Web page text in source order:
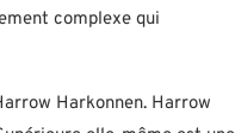
complexe qui
Harkonnen. Harrow